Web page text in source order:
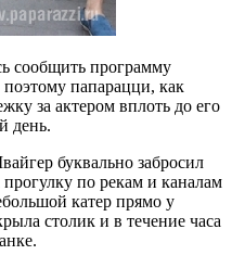
сообщить программу
папарацци, как
за актером вплоть до его
день.
буквально забросил
по рекам и каналам
катер прямо у
столик и в течение часа